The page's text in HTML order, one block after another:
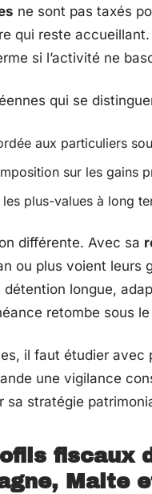
ne sont pas taxés
qui reste
si l’activité ne
qui se
aux particuliers
sur les gains
plus-values à long
différente. Avec sa
ou plus voient leurs
longue,
retombe sous
il faut étudier
une vigilance
sa stratégie
fiscaux
Malte